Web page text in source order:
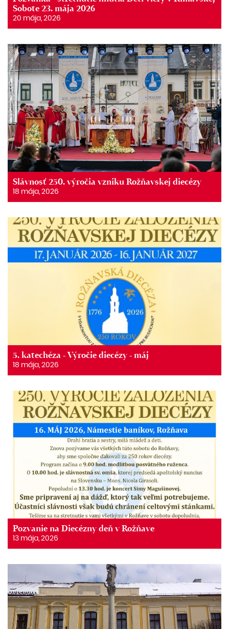
Sobote 23. mája 2026
20 mája, 2026
Slávnosť 250. výročia vzniku Rožňavskej diecézy
18 mája, 2026
5. katechéza - Výročie diecézy - máj
18 mája, 2026
Pozvanie na Diecézny deň v Rožňave
13 mája, 2026